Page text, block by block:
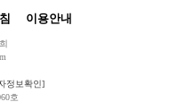
이용안내
정보확인]
호